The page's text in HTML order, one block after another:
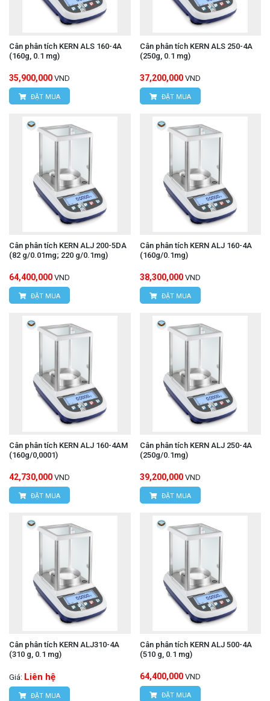
Cân phân tích KERN ALS 160-4A
(160g, 0.1 mg)
35,900,000 VND
ĐẶT MUA
Cân phân tích KERN ALS 250-4A
(250g, 0.1 mg)
37,200,000 VND
ĐẶT MUA
Cân phân tích KERN ALJ 200-5DA
(82 g/0.01mg; 220 g/0.1mg)
64,400,000 VND
ĐẶT MUA
Cân phân tích KERN ALJ 160-4A
(160g/0.1mg)
38,300,000 VND
ĐẶT MUA
Cân phân tích KERN ALJ 160-4AM
(160g/0,0001)
42,730,000 VND
ĐẶT MUA
Cân phân tích KERN ALJ 250-4A
(250g/0.1mg)
39,200,000 VND
ĐẶT MUA
Cân phân tích KERN ALJ310-4A
(310 g, 0.1 mg)
Giá: Liên hệ
ĐẶT MUA
Cân phân tích KERN ALJ 500-4A
(510 g, 0.1 mg)
64,400,000 VND
ĐẶT MUA